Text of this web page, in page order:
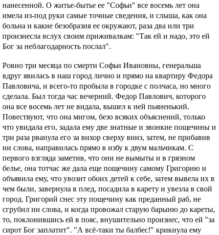
нанесенной. О житье-бытье ее "Софьи" все восемь лет она
имела из-под руки самые точные сведения, и слыша, как она
больна и какие безобразия ее окружают, раза два или три
произнесла вслух своим приживалкам: "Так ей и надо, это ей
Бог за неблагодарность послал".
Ровно три месяца по смерти Софьи Ивановны, генеральша
вдруг явилась в наш город лично и прямо на квартиру Федора
Павловича, и всего-то пробыла в городке с полчаса, но много
сделала. Был тогда час вечерний. Федор Павлович, которого
она все восемь лет не видала, вышел к ней пьяненький.
Повествуют, что она мигом, безо всяких объяснений, только
что увидала его, задала ему две знатные и звонкие пощечины и
три раза рванула его за вихор сверху вниз, затем, не прибавив
ни слова, направилась прямо в избу к двум мальчикам. С
первого взгляда заметив, что они не вымыты и в грязном
белье, она тотчас же дала еще пощечину самому Григорию и
объявила ему, что увозит обоих детей к себе, затем вывела их в
чем были, завернула в плед, посадила в карету и увезла в свой
город. Григорий снес эту пощечину как преданный раб, не
сгрубил ни слова, и когда провожал старую барыню до кареты,
то, поклонившись ей в пояс, внушительно произнес, что ей "за
сирот Бог заплатит". "А всё-таки ты балбес!" крикнула ему